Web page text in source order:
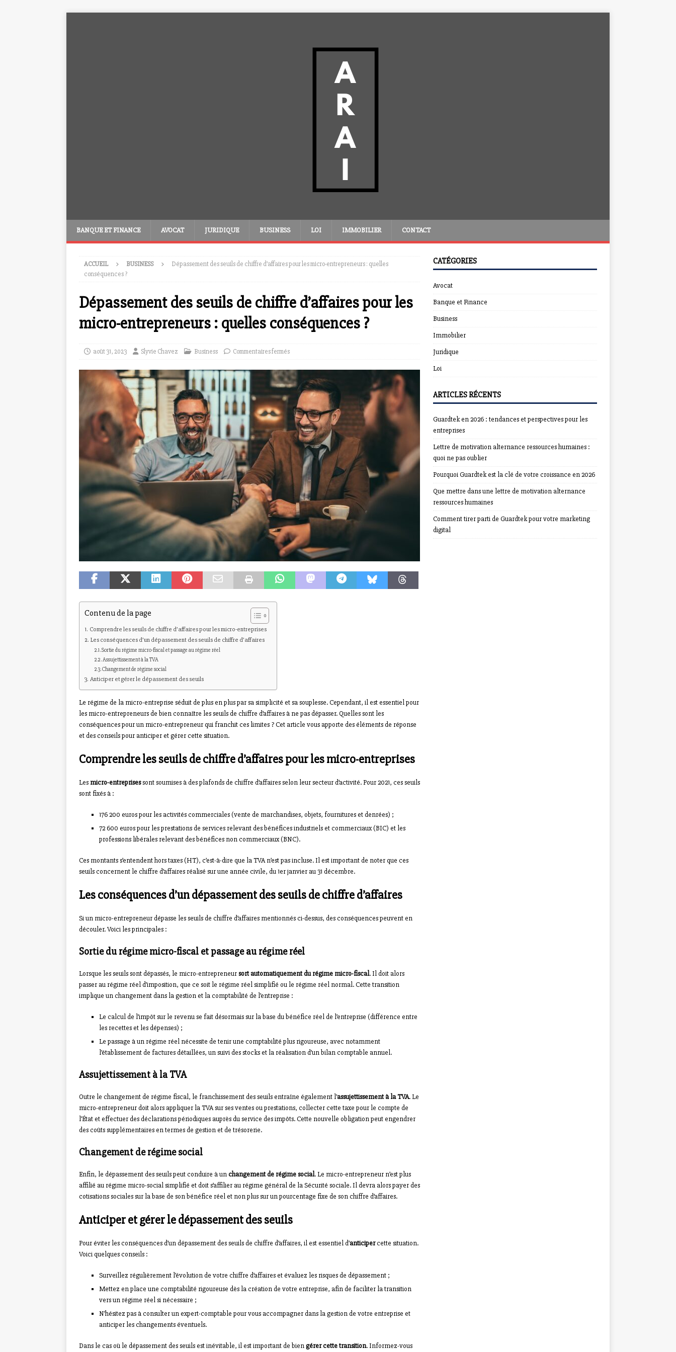
BANQUE ET FINANCE AVOCAT JURIDIQUE BUSINESS LOI IMMOBILIER CONTACT
ACCUEIL BUSINESS
Dépassement des seuils de chiffre d’affaires pour les micro-entrepreneurs : quelles
conséquences ?
Dépassement des seuils de chiffre d’affaires pour les
micro-entrepreneurs : quelles conséquences ?
août 31, 2023 Slyvie Chavez Business Commentaires fermés
Contenu de la page
Comprendre les seuils de chiffre d’affaires pour les micro-entreprises
Les conséquences d’un dépassement des seuils de chiffre d’affaires
Sortie du régime micro-fiscal et passage au régime réel
Assujettissement à la TVA
Changement de régime social
Anticiper et gérer le dépassement des seuils
Le régime de la micro-entreprise séduit de plus en plus par sa simplicité et sa souplesse. Cependant, il est essentiel pour
les micro-entrepreneurs de bien connaître les seuils de chiffre d’affaires à ne pas dépasser. Quelles sont les
conséquences pour un micro-entrepreneur qui franchit ces limites ? Cet article vous apporte des éléments de réponse
et des conseils pour anticiper et gérer cette situation.
Comprendre les seuils de chiffre d’affaires pour les micro-entreprises
Les micro-entreprisessont soumises à des plafonds de chiffre d’affaires selon leur secteur d’activité. Pour 2021, ces seuils
sont fixés à :
176 200 euros pour les activités commerciales (vente de marchandises, objets, fournitures et denrées) ;
72 600 euros pour les prestations de services relevant des bénéfices industriels et commerciaux (BIC) et les
professions libérales relevant des bénéfices non commerciaux (BNC).
Ces montants s’entendent hors taxes (HT), c’est-à-dire que la TVA n’est pas incluse. Il est important de noter que ces
seuils concernent le chiffre d’affaires réalisé sur une année civile, du 1er janvier au 31 décembre.
Les conséquences d’un dépassement des seuils de chiffre d’affaires
Si un micro-entrepreneur dépasse les seuils de chiffre d’affaires mentionnés ci-dessus, des conséquences peuvent en
découler. Voici les principales :
Sortie du régime micro-fiscal et passage au régime réel
Lorsque les seuils sont dépassés, le micro-entrepreneursort automatiquement du régime micro-fiscal. Il doit alors
passer au régime réel d’imposition, que ce soit le régime réel simplifié ou le régime réel normal. Cette transition
implique un changement dans la gestion et la comptabilité de l’entreprise :
Le calcul de l’impôt sur le revenu se fait désormais sur la base du bénéfice réel de l’entreprise (différence entre
les recettes et les dépenses) ;
Le passage à un régime réel nécessite de tenir une comptabilité plus rigoureuse, avec notamment
l’établissement de factures détaillées, un suivi des stocks et la réalisation d’un bilan comptable annuel.
Assujettissement à la TVA
Outre le changement de régime fiscal, le franchissement des seuils entraîne également l’assujettissement à la TVA. Le
micro-entrepreneur doit alors appliquer la TVA sur ses ventes ou prestations, collecter cette taxe pour le compte de
l’État et effectuer des déclarations périodiques auprès du service des impôts. Cette nouvelle obligation peut engendrer
des coûts supplémentaires en termes de gestion et de trésorerie.
Changement de régime social
Enfin, le dépassement des seuils peut conduire à unchangement de régime social. Le micro-entrepreneur n’est plus
affilié au régime micro-social simplifié et doit s’affilier au régime général de la Sécurité sociale. Il devra alors payer des
cotisations sociales sur la base de son bénéfice réel et non plus sur un pourcentage fixe de son chiffre d’affaires.
Anticiper et gérer le dépassement des seuils
Pour éviter les conséquences d’un dépassement des seuils de chiffre d’affaires, il est essentiel d’anticipercette situation.
Voici quelques conseils :
Surveillez régulièrement l’évolution de votre chiffre d’affaires et évaluez les risques de dépassement ;
Mettez en place une comptabilité rigoureuse dès la création de votre entreprise, afin de faciliter la transition
vers un régime réel si nécessaire ;
N’hésitez pas à consulter un expert-comptable pour vous accompagner dans la gestion de votre entreprise et
anticiper les changements éventuels.
Dans le cas où le dépassement des seuils est inévitable, il est important de bien gérer cette transition. Informez-vous
CATÉGORIES
Avocat
Banque et Finance
Business
Immobilier
Juridique
Loi
ARTICLES RÉCENTS
Guardtek en 2026 : tendances et perspectives pour les
entreprises
Lettre de motivation alternance ressources humaines :
quoi ne pas oublier
Pourquoi Guardtek est la clé de votre croissance en 2026
Que mettre dans une lettre de motivation alternance
ressources humaines
Comment tirer parti de Guardtek pour votre marketing
digital